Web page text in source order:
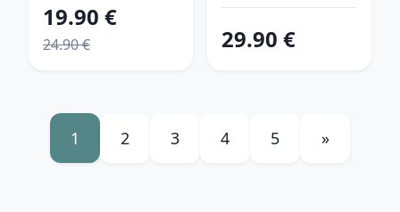
19.90 €
24.90 € 29.90 €
1 2 3 4 5 »